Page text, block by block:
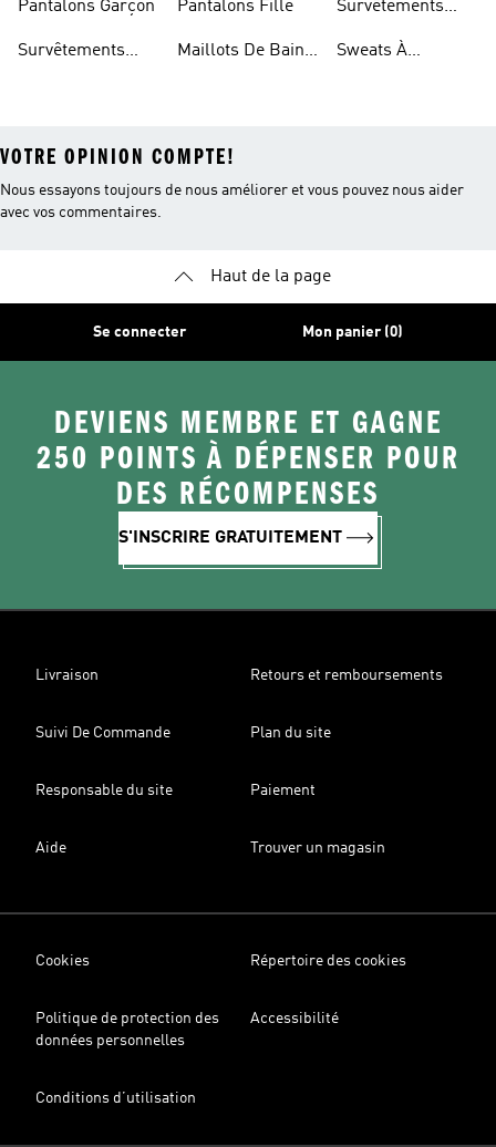
Pantalons Garçon
Survêtements
Pantalons Fille
Maillots De Bain
Survêtements
Sweats À
VOTRE OPINION COMPTE!
Nous essayons toujours de nous améliorer et vous pouvez nous aider
avec vos commentaires.
Haut de la page
Se connecter Mon panier (0)
DEVIENS MEMBRE ET GAGNE
250 POINTS À DÉPENSER POUR
DES RÉCOMPENSES
S'INSCRIRE GRATUITEMENT
Livraison Retours et remboursements
Suivi De Commande Plan du site
Responsable du site Paiement
Aide Trouver un magasin
Cookies Répertoire des cookies
Politique de protection des
données personnelles
Accessibilité
Conditions d’utilisation